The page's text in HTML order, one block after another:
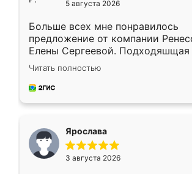
5 августа 2026
Больше всех мне понравилось
предложение от компании
Елены Сергеевой. Подходяшщая
короткие сроки изготовления.
для замера сотрудник Владислав
предложил по моему эскизу
Читать полностью
Ярослава
3 августа 2026